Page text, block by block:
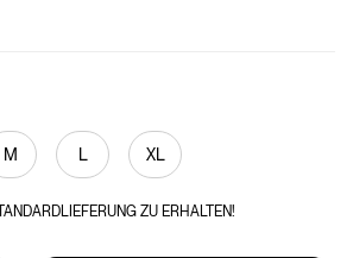
M L XL
ZU ERHALTEN!